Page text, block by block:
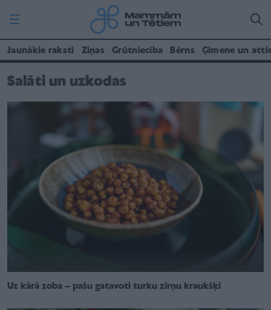
Jaunākie raksti Ziņas Grūtniecība Bērns Ģimene un
Salāti un uzkodas
Uz kārā zoba – pašu gatavoti turku zirņu kraukšķi